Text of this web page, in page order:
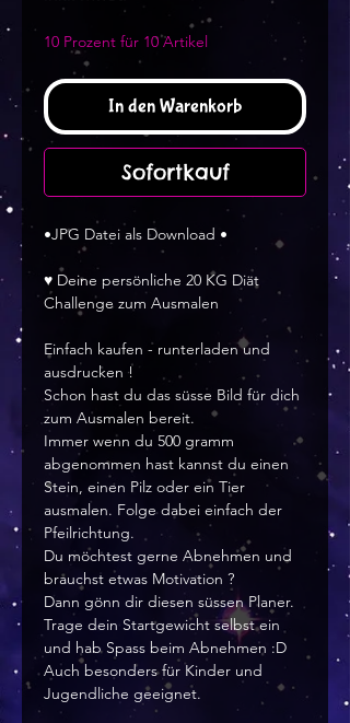
10 Prozent für 10 Artikel
In den Warenkorb
Sofortkauf
•JPG Datei als Download •
♥ Deine persönliche 20 KG Diät
Challenge zum Ausmalen
Einfach kaufen - runterladen und
ausdrucken !
Schon hast du das süsse Bild für dich
zum Ausmalen bereit.
Immer wenn du 500 gramm
abgenommen hast kannst du einen
Stein, einen Pilz oder ein Tier
ausmalen. Folge dabei einfach der
Pfeilrichtung.
Du möchtest gerne Abnehmen und
brauchst etwas Motivation ?
Dann gönn dir diesen süssen Planer.
Trage dein Startgewicht selbst ein
und hab Spass beim Abnehmen :D
Auch besonders für Kinder und
Jugendliche geeignet.